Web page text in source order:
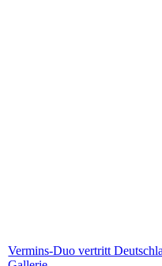
Vermins-Duo vertritt